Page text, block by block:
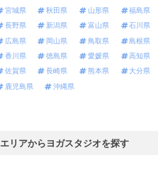
宮城県
秋田県 山形県 福島県
長野県
新潟県 富山県 石川県
広島県
岡山県 鳥取県 島根県
香川県
徳島県 愛媛県 高知県
佐賀県
長崎県 熊本県 大分県
鹿児島県
沖縄県
エリアからヨガスタジオを探す